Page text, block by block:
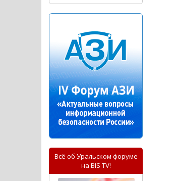
Всё об Уральском форуме
на BIS TV!